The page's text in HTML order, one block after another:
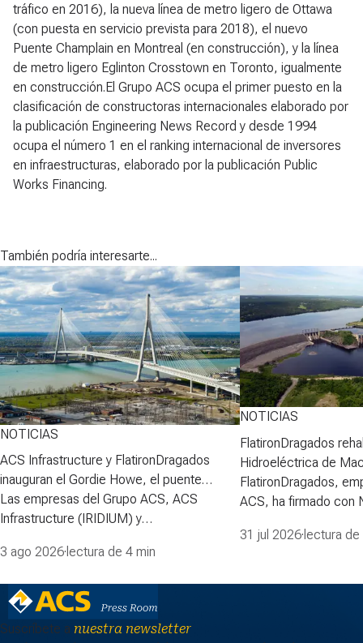
tráfico en 2016), la nueva línea de metro ligero de Ottawa
(con puesta en servicio prevista para 2018), el nuevo
Puente Champlain en Montreal (en construcción), y la línea
de metro ligero Eglinton Crosstown en Toronto, igualmente
en construcción.El Grupo ACS ocupa el primer puesto en la
clasificación de constructoras internacionales elaborado por
la publicación Engineering News Record y desde 1994
ocupa el número 1 en el ranking internacional de inversores
en infraestructuras, elaborado por la publicación Public
Works Financing.
También podría interesarte...
NOTICIAS
ACS Infrastructure y FlatironDragados
inauguran el Gordie Howe, el puente
atirantado más largo de Norteamérica
Las empresas del Grupo ACS, ACS
Infrastructure (IRIDIUM) y
la inauguraci&oacute;n del Puente
atirantado m&aacute;s largo de
Norteam&eacute;rica, que cruza el
r&iacute;o Detroit y conecta las ciudades
3 ago 2026· lectura de 4 min
NOTICIAS
FlatironDragados
Hidroeléctrica de
FlatironDragados,
ACS, ha firmado con
para desarrollar la
31 jul 2026· lectura de
Suscríbete a nuestra newsletter